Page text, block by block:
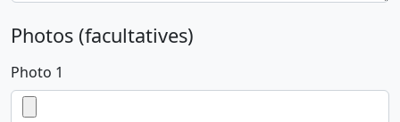
Photos (facultatives)
Photo 1